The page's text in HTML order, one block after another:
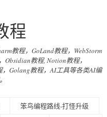
程
教程，GoLand教程，WebStorm
教程, Notion教程，
Golang教程，AI工具等各类AI编
笨鸟编程路线-打怪升级